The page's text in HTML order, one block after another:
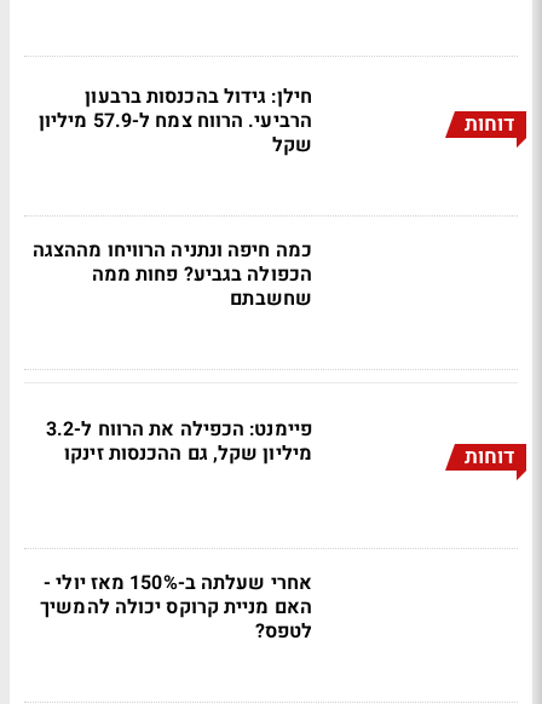
דוחות
חילן: גידול בהכנסות ברבעון
הרביעי. הרווח צמח ל-57.9 מיליון
שקל
כמה חיפה ונתניה הרוויחו מההצגה
הכפולה בגביע? פחות ממה
שחשבתם
דוחות
פיימנט: הכפילה את הרווח ל-3.2
מיליון שקל, גם ההכנסות זינקו
אחרי שעלתה ב-150% מאז יולי -
האם מניית קרוקס יכולה להמשיך
לטפס?